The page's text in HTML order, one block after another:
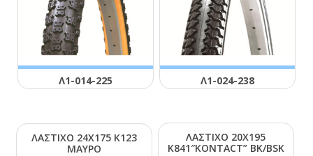
Λ1-014-225 Λ1-024-238
ΛΑΣΤΙΧΟ 24Χ175 Κ123
ΜΑΥΡΟ
ΛΑΣΤΙΧΟ 20Χ195
Κ841″ΚΟΝΤΑCΤ” ΒΚ/ΒSΚ